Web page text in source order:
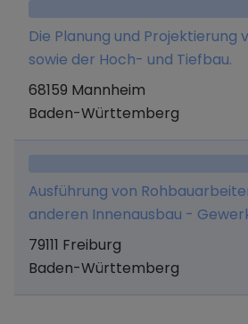
Die Planung und Projektierung
sowie der Hoch- und Tiefbau.
68159 Mannheim
Baden-Württemberg
Ausführung von
anderen Innenausbau -
79111 Freiburg
Baden-Württemberg